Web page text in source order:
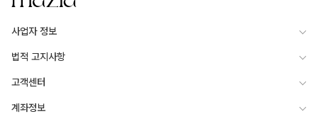
사업자 정보
법적 고지사항
고객센터
계좌정보